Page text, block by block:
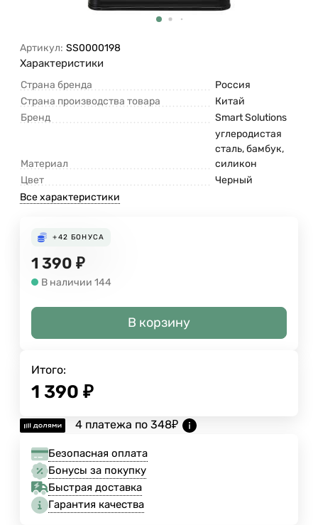
Артикул: SS0000198
Характеристики
Страна бренда
Россия
Страна производства товара
Китай
Бренд
Smart Solutions
Материал
углеродистая
сталь, бамбук,
силикон
Цвет
Черный
Все характеристики
+42 БОНУСА
1 390 ₽
В наличии 144
В корзину
Итого:
1 390 ₽
4 платежа по 348₽
Безопасная оплата
Бонусы за покупку
Быстрая доставка
Гарантия качества